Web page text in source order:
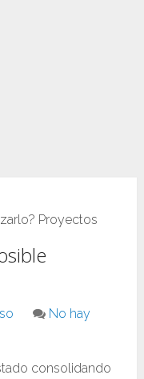
Proyectos
No hay
consolidando